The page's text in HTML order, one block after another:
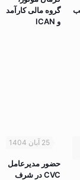
گروه مالی کارآمد
و ICAN
25 آبان 1404
حضور مدیرعامل
CVC در شرف